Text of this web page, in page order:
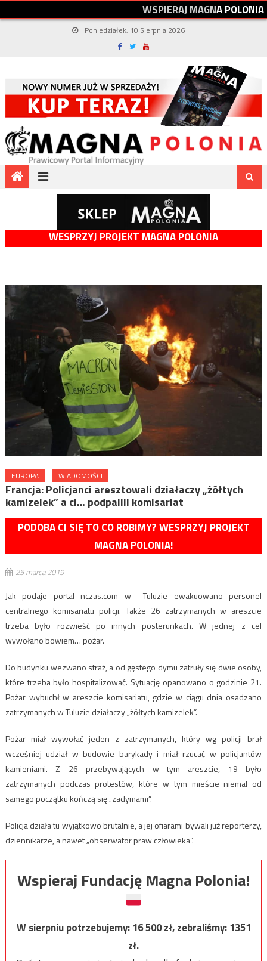
WSPIERAJMAGNAPOLONIA
Poniedziałek, 10 Sierpnia 2026
WESPRZYJ PROJEKT MAGNA POLONIA
EUROPA WIADOMOŚCI
Francja: Policjanci aresztowali działaczy „żółtych
kamizelek” a ci… podpalili komisariat
PODOBA CI SIĘ TO CO ROBIMY? WESPRZYJ PROJEKT
MAGNA POLONIA!
25 marca 2019
Jak podaje portal nczas.com w Tuluzie ewakuowano personel
centralnego komisariatu policji. Także 26 zatrzymanych w areszcie
trzeba było rozwieść po innych posterunkach. W jednej z cel
wywołano bowiem… pożar.
Do budynku wezwano straż, a od gęstego dymu zatruły się dwie osoby,
które trzeba było hospitalizować. Sytuację opanowano o godzinie 21.
Pożar wybuchł w areszcie komisariatu, gdzie w ciągu dnia osadzano
zatrzymanych w Tuluzie działaczy „żółtych kamizelek”.
Pożar miał wywołać jeden z zatrzymanych, który wg policji brał
wcześniej udział w budowie barykady i miał rzucać w policjantów
kamieniami. Z 26 przebywających w tym areszcie, 19 było
zatrzymanych podczas protestów, które w tym mieście niemal od
samego początku kończą się „zadymami”.
Policja działa tu wyjątkowo brutalnie, a jej ofiarami bywali już reporterzy,
dziennikarze, a nawet „obserwator praw człowieka”.
Wspieraj Fundację Magna Polonia!
W sierpniu potrzebujemy:16 500zł, zebraliśmy:1351
zł.